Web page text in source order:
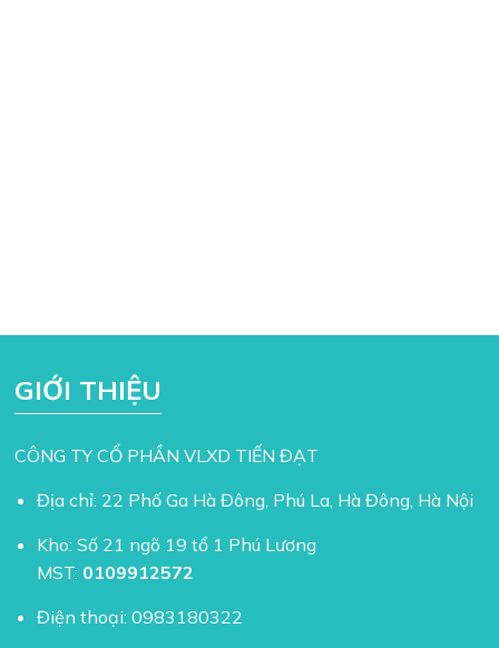
GIỚI THIỆU
CÔNG TY CỔ PHẦN VLXD TIẾN ĐẠT
Địa chỉ: 22 Phố Ga Hà Đông, Phú La, Hà Đông, Hà Nội
Kho: Số 21 ngõ 19 tổ 1 Phú Lương
MST: 0109912572
Điện thoại:0983180322